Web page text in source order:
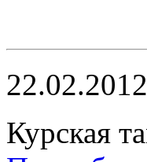
22.02.2012
Курская